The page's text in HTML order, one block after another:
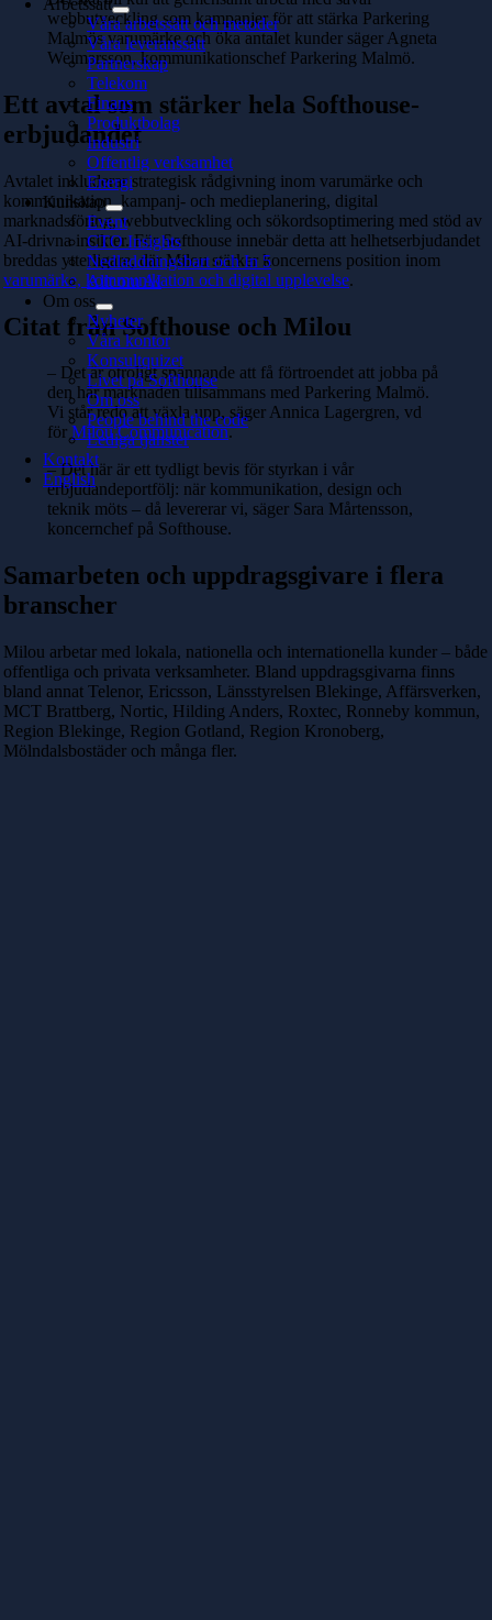
Arbetssätt
Våra arbetssätt och metoder
Våra leveranssätt
Partnerskap
Telekom
Finans
Produktbolag
Industri
Offentlig verksamhet
Energi
Kunskap
Event
CTO Insights
Nedladdningsbart och In 5
Allt om AI
Om oss
Nyheter
Våra kontor
Konsultquizet
Livet på Softhouse
Om oss
People behind the code
Lediga tjänster
Kontakt
English
webbutveckling som kampanjer för att stärka Parkering
Malmös varumärke och öka antalet kunder säger Agneta
Weimarsson,kommunikationschef Parkering Malmö.
Ett avtal som stärker hela Softhouse-
erbjudandet
Avtalet inkluderar strategisk rådgivning inom varumärke och
kommunikation, kampanj- och medieplanering, digital
marknadsföring, webbutveckling och sökordsoptimering med stöd av
AI-drivna insikter. För Softhouse innebär detta att helhetserbjudandet
breddas ytterligare, där Milou stärker koncernens position inom
varumärke, kommunikation och digital upplevelse.
Citat från Softhouse och Milou
– Det är otroligt spännande att få förtroendet att jobba på
den här marknaden tillsammans med Parkering Malmö.
Vi står redo att växla upp, säger Annica Lagergren, vd
för Milou Communication.
– Det här är ett tydligt bevis för styrkan i vår
erbjudandeportfölj: när kommunikation, design och
teknik möts – då levererar vi, säger Sara Mårtensson,
koncernchef på Softhouse.
Samarbeten och uppdragsgivare i flera
branscher
Milou arbetar med lokala, nationella och internationella kunder – både
offentliga och privata verksamheter. Bland uppdragsgivarna finns
bland annat Telenor, Ericsson, Länsstyrelsen Blekinge, Affärsverken,
MCT Brattberg, Nortic, Hilding Anders, Roxtec, Ronneby kommun,
Region Blekinge, Region Gotland, Region Kronoberg,
Mölndalsbostäder och många fler.